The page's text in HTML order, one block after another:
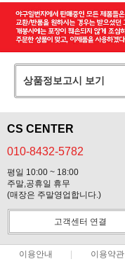
상품정보고시 보기
CS CENTER
010-8432-5782
평일 10:00 ~ 18:00
주말,공휴일 휴무
(매장은 주말영업합니다.)
고객센터 연결
이용안내 이용약관